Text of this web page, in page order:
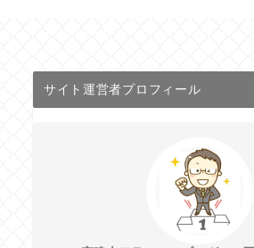
サイト運営者プロフィール